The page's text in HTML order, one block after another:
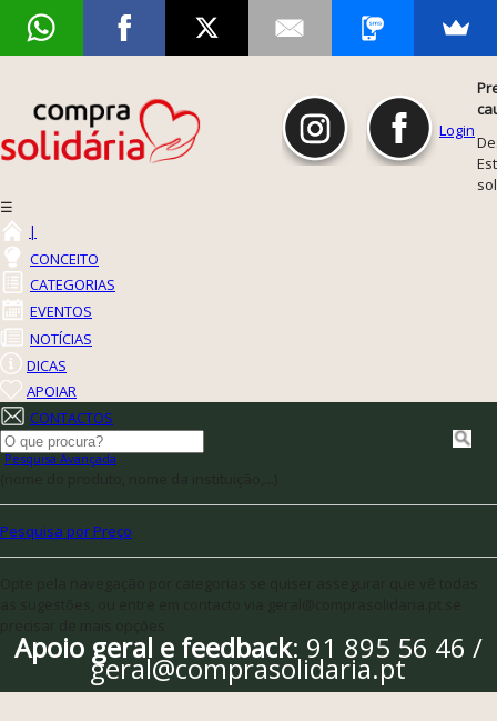
Login
☰
|
CONCEITO
CATEGORIAS
EVENTOS
NOTÍCIAS
DICAS
APOIAR
CONTACTOS
Pesquisa Avançada
Pesquisa por Preço
Apoio geral e feedback: 91 895 56 46 /
geral@comprasolidaria.pt